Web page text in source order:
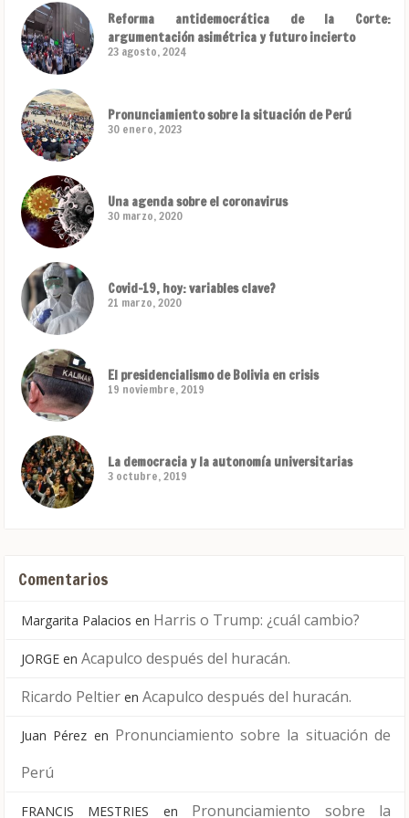
Reforma antidemocrática de la Corte:
argumentación asimétrica y futuro incierto
23 agosto, 2024
Pronunciamiento sobre la situación de Perú
30 enero, 2023
Una agenda sobre el coronavirus
30 marzo, 2020
Covid-19, hoy: variables clave?
21 marzo, 2020
El presidencialismo de Bolivia en crisis
19 noviembre, 2019
La democracia y la autonomía universitarias
3 octubre, 2019
Comentarios
Margarita Palacios en Harris o Trump: ¿cuál cambio?
JORGE en Acapulco después del huracán.
Ricardo Peltier en Acapulco después del huracán.
Juan Pérez en Pronunciamiento sobre la situación de
Perú
FRANCIS MESTRIES en Pronunciamiento sobre la